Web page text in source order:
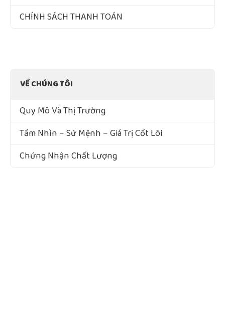
VỀ CHÚNG TÔI